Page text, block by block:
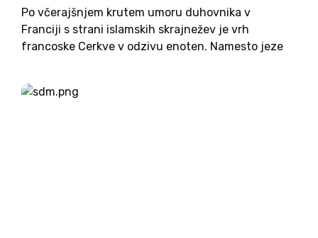
Po včerajšnjem krutem umoru duhovnika v
Franciji s strani islamskih skrajnežev je vrh
francoske Cerkve v odzivu enoten. Namesto jeze
graditvi civilizacije ljubezni, mirnem sobivanju
med seboj različnih ljudi. Številni poznavalci